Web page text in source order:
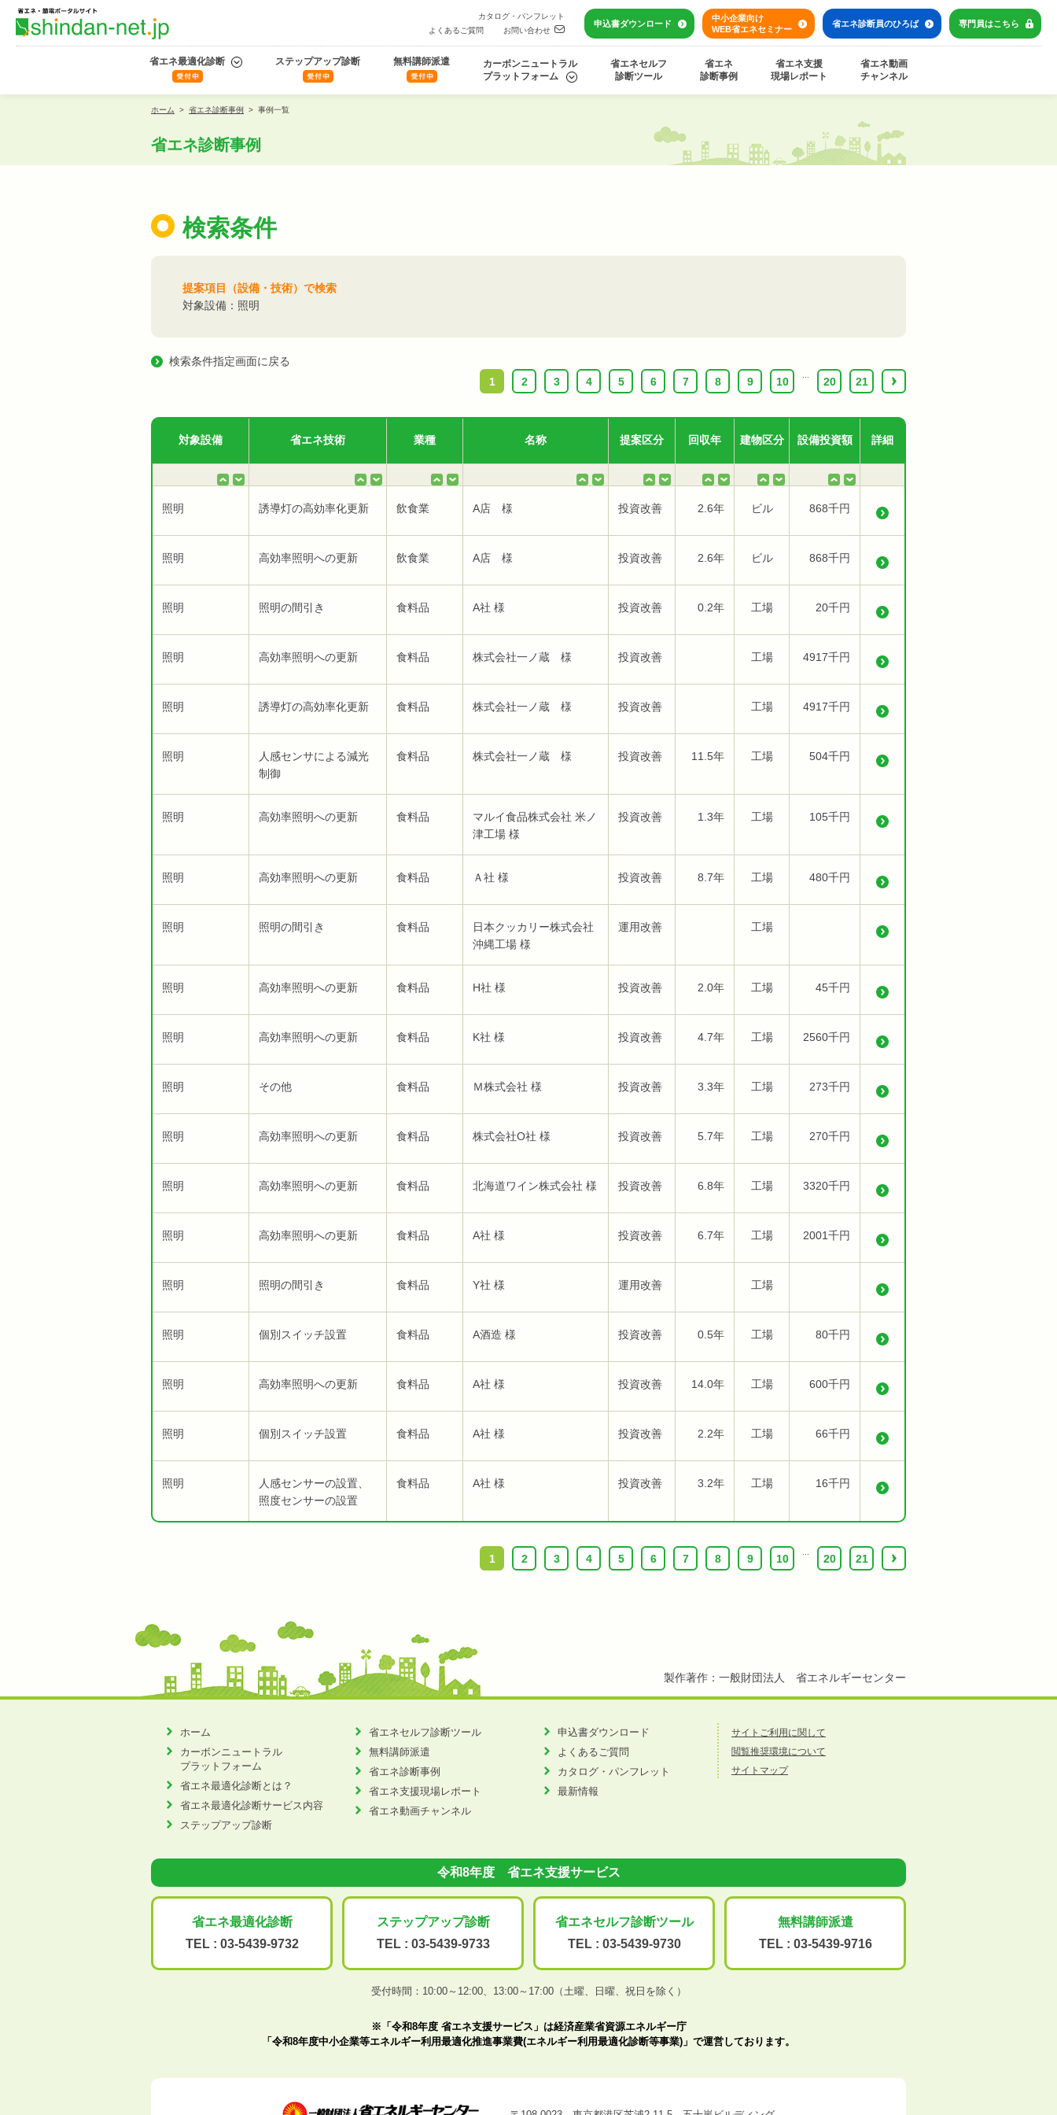
カタログ・パンフレット
よくあるご質問
お問い合わせ
申込書ダウンロード
中小企業向け
WEB省エネセミナー
省エネ診断員のひろば 専門員はこちら
省エネ最適化診断 ステップアップ診断 無料講師派遣
カーボンニュートラル
プラットフォーム
省エネセルフ
診断ツール
省エネ
診断事例
省エネ支援
現場レポート
省エネ動画
チャンネル
ホーム > 省エネ診断事例 > 事例一覧
省エネ診断事例
検索条件
提案項目（設備・技術）で検索
対象設備：照明
検索条件指定画面に戻る
1
2 3 4 5 6 7 8 9 10 20 21 ›
対象設備 省エネ技術 業種 名称 提案区分 回収年 建物区分 設備投資額 詳細
照明 誘導灯の高効率化更新 飲食業 A店 様 投資改善 2.6年 ビル 868千円
照明 高効率照明への更新 飲食業 A店 様 投資改善 2.6年 ビル 868千円
照明 照明の間引き 食料品 A社 様 投資改善 0.2年 工場 20千円
照明 高効率照明への更新 食料品 株式会社一ノ蔵 様 投資改善 工場 4917千円
照明 誘導灯の高効率化更新 食料品 株式会社一ノ蔵 様 投資改善 工場 4917千円
照明
人感センサによる減光
制御
食料品 株式会社一ノ蔵 様 投資改善 11.5年 工場 504千円
照明 高効率照明への更新 食料品
マルイ食品株式会社 米ノ
津工場 様
投資改善 1.3年 工場 105千円
照明 高効率照明への更新 食料品 Ａ社 様 投資改善 8.7年 工場 480千円
照明 照明の間引き 食料品
日本クッカリー株式会社
沖縄工場 様
運用改善 工場
照明 高効率照明への更新 食料品 H社 様 投資改善 2.0年 工場 45千円
照明 高効率照明への更新 食料品 K社 様 投資改善 4.7年 工場 2560千円
照明 その他 食料品 Ｍ株式会社 様 投資改善 3.3年 工場 273千円
照明 高効率照明への更新 食料品 株式会社O社 様 投資改善 5.7年 工場 270千円
照明 高効率照明への更新 食料品 北海道ワイン株式会社 様 投資改善 6.8年 工場 3320千円
照明 高効率照明への更新 食料品 A社 様 投資改善 6.7年 工場 2001千円
照明 照明の間引き 食料品 Y社 様 運用改善 工場
照明 個別スイッチ設置 食料品 A酒造 様 投資改善 0.5年 工場 80千円
照明 高効率照明への更新 食料品 A社 様 投資改善 14.0年 工場 600千円
照明 個別スイッチ設置 食料品 A社 様 投資改善 2.2年 工場 66千円
照明
人感センサーの設置、
照度センサーの設置
食料品 A社 様 投資改善 3.2年 工場 16千円
1 2 3 4 5 6 7 8 9 10 20 21 ›
製作著作：一般財団法人 省エネルギーセンター
ホーム
カーボンニュートラル
プラットフォーム
省エネ最適化診断とは？
省エネ最適化診断サービス内容
ステップアップ診断
省エネセルフ診断ツール
無料講師派遣
省エネ診断事例
省エネ支援現場レポート
省エネ動画チャンネル
申込書ダウンロード
よくあるご質問
カタログ・パンフレット
最新情報
サイトご利用に関して
閲覧推奨環境について
サイトマップ
令和8年度 省エネ支援サービス
省エネ最適化診断
TEL : 03-5439-9732
ステップアップ診断
TEL : 03-5439-9733
省エネセルフ診断ツール
TEL : 03-5439-9730
無料講師派遣
TEL : 03-5439-9716
受付時間：10:00～12:00、 13:00～17:00（土曜、日曜、祝日を除く）
※「令和8年度 省エネ支援サービス」は経済産業省資源エネルギー庁
「令和8年度中小企業等エネルギー利用最適化推進事業費(エネルギー利用最適化診断等事業)」で運営しております。